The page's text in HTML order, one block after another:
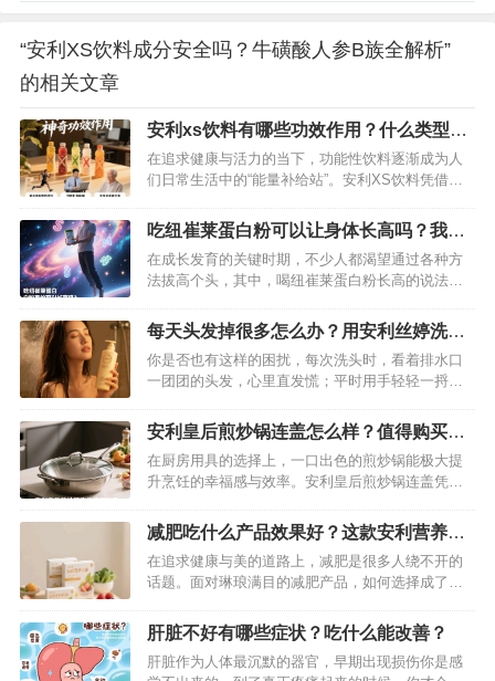
“安利XS饮料成分安全吗？牛磺酸人参B族全解析”
的相关文章
安利xs饮料有哪些功效作用？什么类型的
人群适合吃？
在追求健康与活力的当下，功能性饮料逐渐成为人
们日常生活中的“能量补给站”。安利XS饮料凭借独
究竟有哪些功效与作用？哪些人群适合饮用？下面
将为你详细解读。…
吃纽崔莱蛋白粉可以让身体长高吗？我来
为你深度剖析一下
在成长发育的关键时期，不少人都渴望通过各种方
法拔高个头，其中，喝纽崔莱蛋白粉长高的说法流
来就为你揭晓答案。…
每天头发掉很多怎么办？用安利丝婷洗发
水有帮助吗？
你是否也有这样的困扰，每次洗头时，看着排水口
一团团的头发，心里直发慌；平时用手轻轻一捋，
不仅影响形象，还让人焦虑不安。在寻找防脱洗发
水的道路上，很多人听说了安利丝婷洗发水，它真
能改善掉发问题吗？今天就来一探究竟。…
安利皇后煎炒锅连盖怎么样？值得购买
吗？深度评测介绍
在厨房用具的选择上，一口出色的煎炒锅能极大提
升烹饪的幸福感与效率。安利皇后煎炒锅连盖凭借
但它究竟表现如何，是否值得入手？下面就结合实
际使用体验，从多个维度为你揭晓。…
减肥吃什么产品效果好？这款安利营养代
餐科学减肥更健康
在追求健康与美的道路上，减肥是很多人绕不开的
话题。面对琳琅满目的减肥产品，如何选择成了难
品——安利营养代餐，助你开启科学健康的减肥之
旅。…
肝脏不好有哪些症状？吃什么能改善？
肝脏作为人体最沉默的器官，早期出现损伤你是感